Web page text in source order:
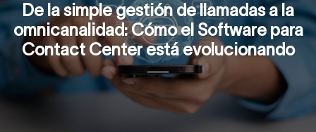
De la simple gestión de llamadas a la
omnicanalidad: Cómo el Software para
Contact Center está evolucionando